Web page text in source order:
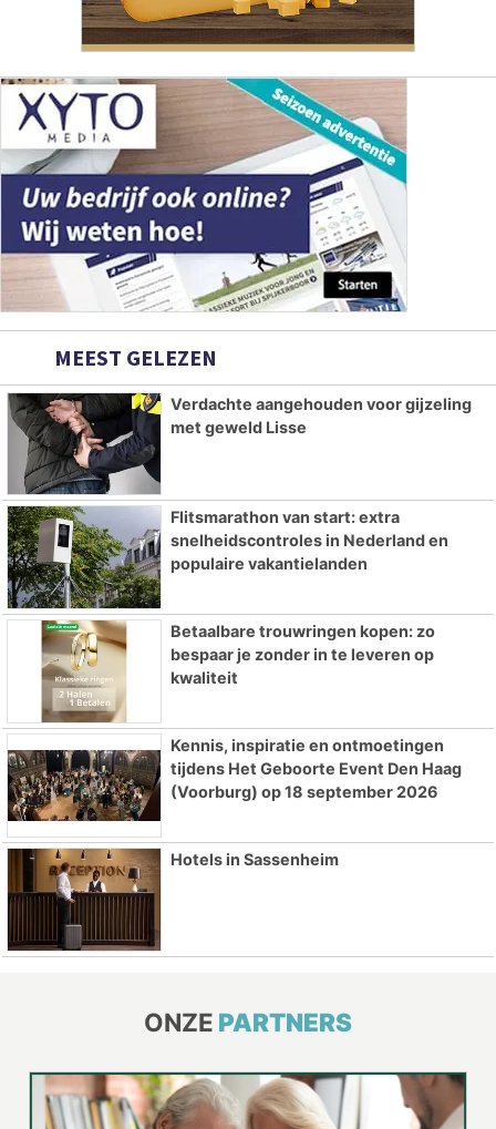
MEEST GELEZEN
Verdachte aangehouden voor gijzeling
met geweld Lisse
Flitsmarathon van start: extra
snelheidscontroles in Nederland en
populaire vakantielanden
Betaalbare trouwringen kopen: zo
bespaar je zonder in te leveren op
kwaliteit
Kennis, inspiratie en ontmoetingen
tijdens Het Geboorte Event Den Haag
(Voorburg) op 18 september 2026
Hotels in Sassenheim
ONZE PARTNERS